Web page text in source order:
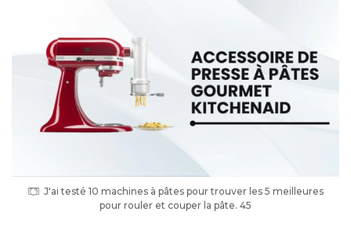
J'ai testé 10 machines à pâtes pour trouver les 5 meilleures
pour rouler et couper la pâte. 45